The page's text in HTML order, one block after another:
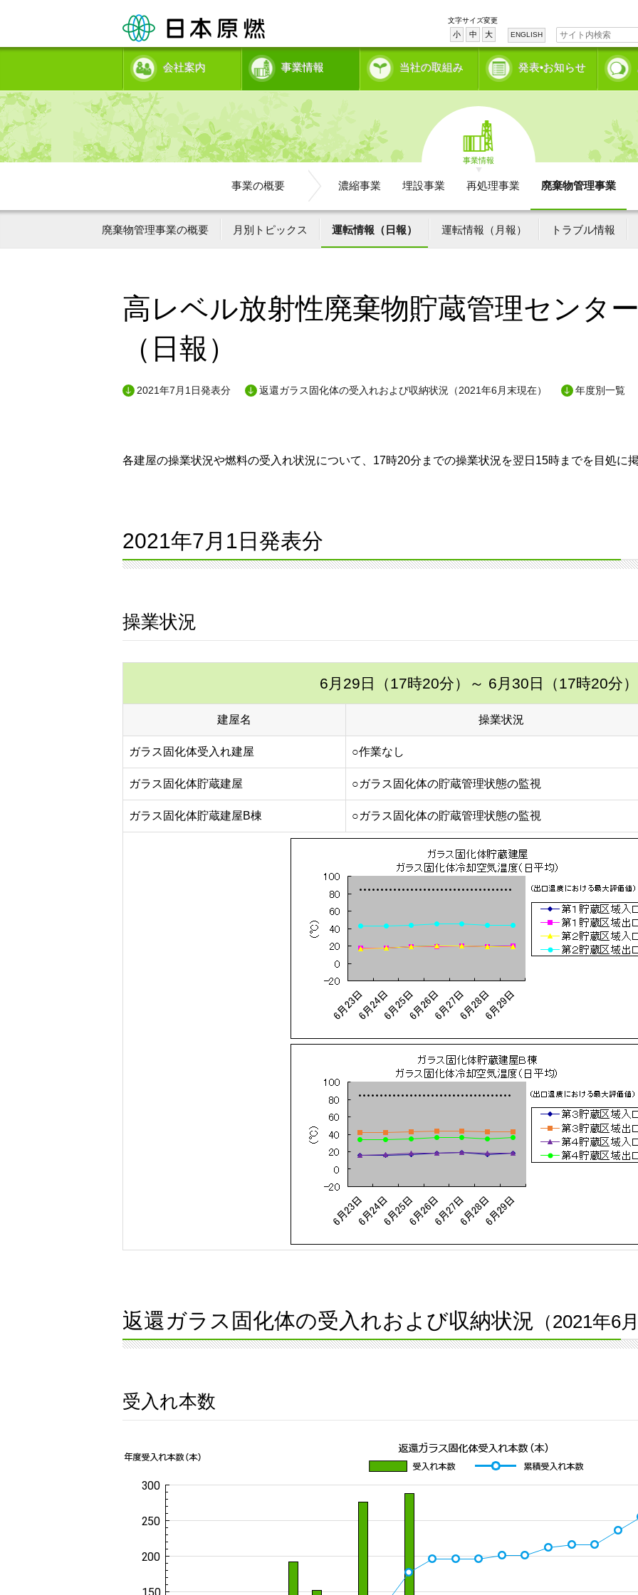
文字サイズ変更
小 中 大 ENGLISH
会社案内 事業情報 当社の取組み 発表•お知らせ
事業情報
事業の概要 濃縮事業 埋設事業 再処理事業 廃棄物管理事業
廃棄物管理事業の概要 月別トピックス 運転情報（日報） 運転情報（月報） トラブル情報
高レベル放射性廃棄物貯蔵管理センタ
（日報）
2021年7月1日発表分 返還ガラス固化体の受入れおよび収納状況（2021年6月末現在） 年度別一覧
各建屋の操業状況や燃料の受入れ状況について、17時20分までの操業状況を翌日15時までを目処に
2021年7月1日発表分
操業状況
6月29日（17時20分） ～ 6月30日（17時20分）
建屋名 操業状況
ガラス固化体受入れ建屋 ○作業なし
ガラス固化体貯蔵建屋 ○ガラス固化体の貯蔵管理状態の監視
ガラス固化体貯蔵建屋B棟 ○ガラス固化体の貯蔵管理状態の監視
返還ガラス固化体の受入れおよび収納状況 （2021年6
受入れ本数